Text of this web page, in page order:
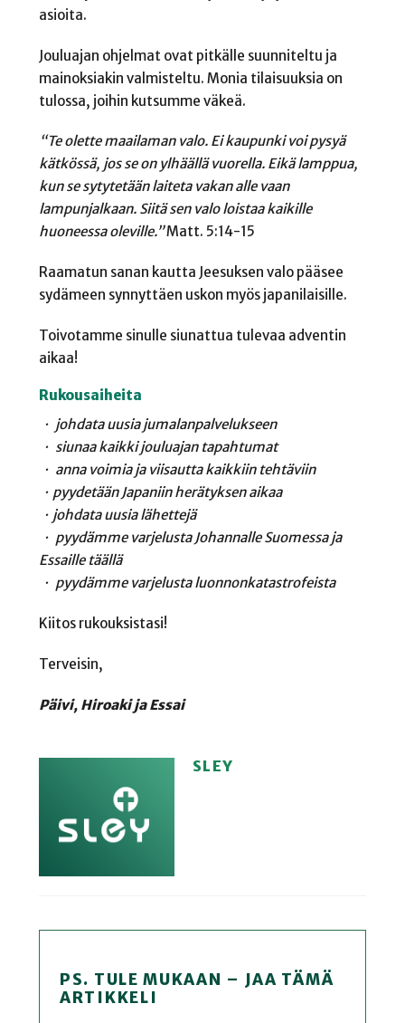
asioita.
Jouluajan ohjelmat ovat pitkälle suunniteltu ja
mainoksiakin valmisteltu. Monia tilaisuuksia on
tulossa, joihin kutsumme väkeä.
“Te olette maailaman valo. Ei kaupunki voi pysyä
kätkössä, jos se on ylhäällä vuorella. Eikä lamppua,
kun se sytytetään laiteta vakan alle vaan
lampunjalkaan. Siitä sen valo loistaa kaikille
huoneessa oleville.”Matt. 5:14-15
Raamatun sanan kautta Jeesuksen valo pääsee
sydämeen synnyttäen uskon myös japanilaisille.
Toivotamme sinulle siunattua tulevaa adventin
aikaa!
Rukousaiheita
・ johdata uusiajumalanpalvelukseen
・ siunaa kaikki jouluajan tapahtumat
・ anna voimia ja viisauttakaikkiin tehtäviin
・pyydetään Japaniinherätyksen aikaa
・johdata uusia lähettejä
・ pyydämme varjelustaJohannalle Suomessa ja
Essaille täällä
・ pyydämme varjelustaluonnonkatastrofeista
Kiitos rukouksistasi!
Terveisin,
Päivi, Hiroaki ja Essai
SLEY
PS. TULE MUKAAN – JAA TÄMÄ
ARTIKKELI